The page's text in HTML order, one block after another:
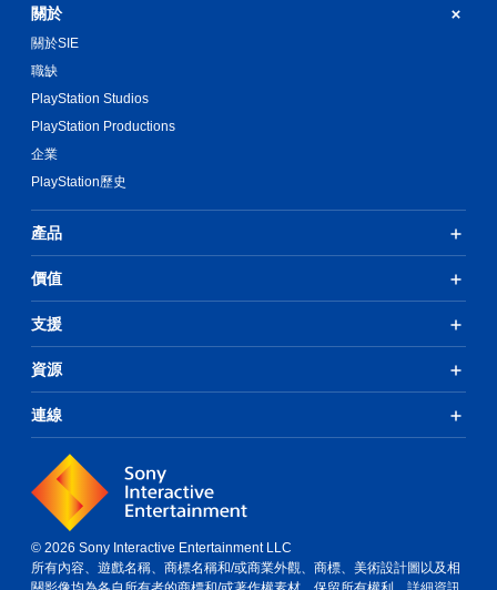
關於
關於SIE
職缺
PlayStation Studios
PlayStation Productions
企業
PlayStation歷史
產品
價值
支援
資源
連線
© 2026 Sony Interactive Entertainment LLC
所有內容、遊戲名稱、商標名稱和/或商業外觀、商標、美術設計圖以及相